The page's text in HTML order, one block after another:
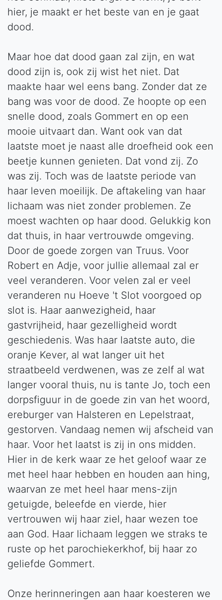
hier, je maakt er het beste van en je gaat
dood.
Maar hoe dat dood gaan zal zijn, en wat
dood zijn is, ook zij wist het niet. Dat
maakte haar wel eens bang. Zonder dat ze
bang was voor de dood. Ze hoopte op een
snelle dood, zoals Gommert en op een
mooie uitvaart dan. Want ook van dat
laatste moet je naast alle droefheid ook een
beetje kunnen genieten. Dat vond zij. Zo
was zij. Toch was de laatste periode van
haar leven moeilijk. De aftakeling van haar
lichaam was niet zonder problemen. Ze
moest wachten op haar dood. Gelukkig kon
dat thuis, in haar vertrouwde omgeving.
Door de goede zorgen van Truus. Voor
Robert en Adje, voor jullie allemaal zal er
veel veranderen. Voor velen zal er veel
veranderen nu Hoeve 't Slot voorgoed op
slot is. Haar aanwezigheid, haar
gastvrijheid, haar gezelligheid wordt
geschiedenis. Was haar laatste auto, die
oranje Kever, al wat langer uit het
straatbeeld verdwenen, was ze zelf al wat
langer vooral thuis, nu is tante Jo, toch een
dorpsfiguur in de goede zin van het woord,
ereburger van Halsteren en Lepelstraat,
gestorven. Vandaag nemen wij afscheid van
haar. Voor het laatst is zij in ons midden.
Hier in de kerk waar ze het geloof waar ze
met heel haar hebben en houden aan hing,
waarvan ze met heel haar mens-zijn
getuigde, beleefde en vierde, hier
vertrouwen wij haar ziel, haar wezen toe
aan God. Haar lichaam leggen we straks te
ruste op het parochiekerkhof, bij haar zo
geliefde Gommert.
Onze herinneringen aan haar koesteren we